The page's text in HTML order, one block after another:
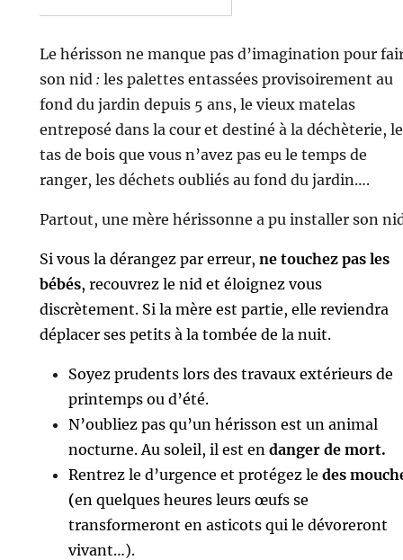
Le hérisson ne manque pas d’imagination pour
son nid : les palettes entassées provisoirement au
fond du jardin depuis 5 ans, le vieux matelas
entreposé dans la cour et destiné à la déchèterie, le
tas de bois que vous n’avez pas eu le temps de
ranger, les déchets oubliés au fond du jardin….
Partout, une mère hérissonne a pu installer son
Si vous la dérangez par erreur, ne touchez pas les
bébés, recouvrez le nid et éloignez vous
discrètement. Si la mère est partie, elle reviendra
déplacer ses petits à la tombée de la nuit.
Soyez prudents lors des travaux extérieurs de
printemps ou d’été.
N’oubliez pas qu’un hérisson est un animal
nocturne. Au soleil, il est en danger de mort.
Rentrez le d’urgence et protégez le des
(en quelques heures leurs œufs se
transformeront en asticots qui le dévoreront
vivant…).